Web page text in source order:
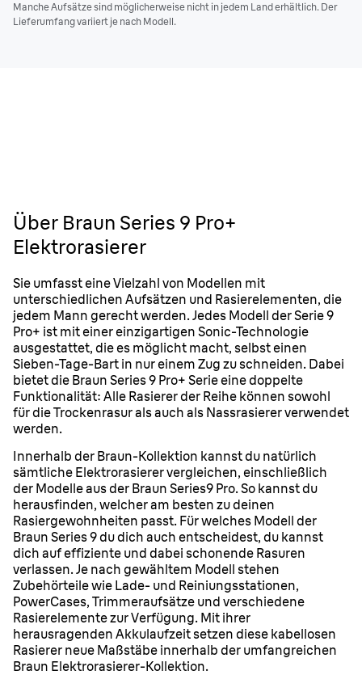
Manche Aufsätze sind möglicherweise nicht in jedem Land erhältlich. Der
Lieferumfang variiert je nach Modell.
Über Braun Series 9 Pro+
Elektrorasierer
Sie umfasst eine Vielzahl von Modellen mit
unterschiedlichen Aufsätzen und Rasierelementen, die
jedem Mann gerecht werden. Jedes Modell der Serie 9
Pro+ ist mit einer einzigartigen Sonic-Technologie
ausgestattet, die es möglicht macht, selbst einen
Sieben-Tage-Bart in nur einem Zug zu schneiden. Dabei
bietet die Braun Series 9 Pro+ Serie eine doppelte
Funktionalität: Alle Rasierer der Reihe können sowohl
für die Trockenrasur als auch als Nassrasierer verwendet
werden.
Innerhalb der Braun-Kollektion kannst du natürlich
sämtliche Elektrorasierer vergleichen, einschließlich
der Modelle aus der Braun Series9 Pro. So kannst du
herausfinden, welcher am besten zu deinen
Rasiergewohnheiten passt. Für welches Modell der
Braun Series 9 du dich auch entscheidest, du kannst
dich auf effiziente und dabei schonende Rasuren
verlassen. Je nach gewähltem Modell stehen
Zubehörteile wie Lade- und Reiniungsstationen,
PowerCases, Trimmeraufsätze und verschiedene
Rasierelemente zur Verfügung. Mit ihrer
herausragenden Akkulaufzeit setzen diese kabellosen
Rasierer neue Maßstäbe innerhalb der umfangreichen
Braun Elektrorasierer-Kollektion.